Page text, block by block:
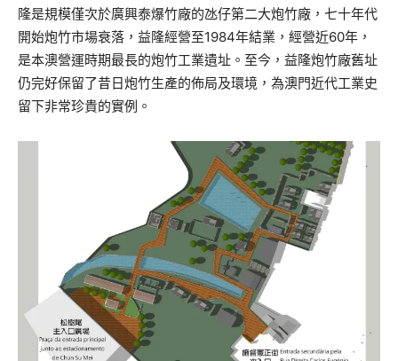
隆是規模僅次於廣興泰爆竹廠的氹仔第二大炮竹廠，七十年代
開始炮竹市場衰落，益隆經營至1984年結業，經營近60年，
是本澳營運時期最長的炮竹工業遺址。至今， 益隆炮竹廠舊址
仍完好保留了昔日炮竹生產的佈局及環境 ，為澳門近代工業史
留下非常珍貴的實例 。